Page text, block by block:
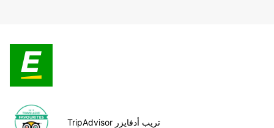
TripAdvisor تريب أدفايزر